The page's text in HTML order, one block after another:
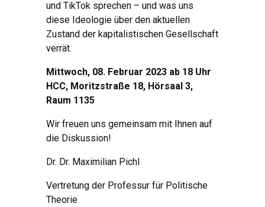
und TikTok sprechen – und was uns
diese Ideologie über den aktuellen
Zustand der kapitalistischen Gesellschaft
verrät.
Mittwoch, 08. Februar 2023 ab 18 Uhr
HCC, Moritzstraße 18, Hörsaal 3,
Raum 1135
Wir freuen uns gemeinsam mit Ihnen auf
die Diskussion!
Dr. Dr. Maximilian Pichl
Vertretung der Professur für Politische
Theorie